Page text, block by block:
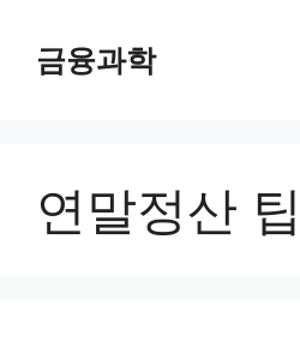
금융과학
연말정산 팁